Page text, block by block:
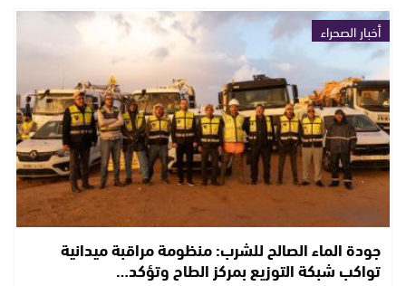
أخبار الصحراء
جودة الماء الصالح للشرب: منظومة مراقبة ميدانية
تواكب شبكة التوزيع بمركز الطاح وتؤكد…